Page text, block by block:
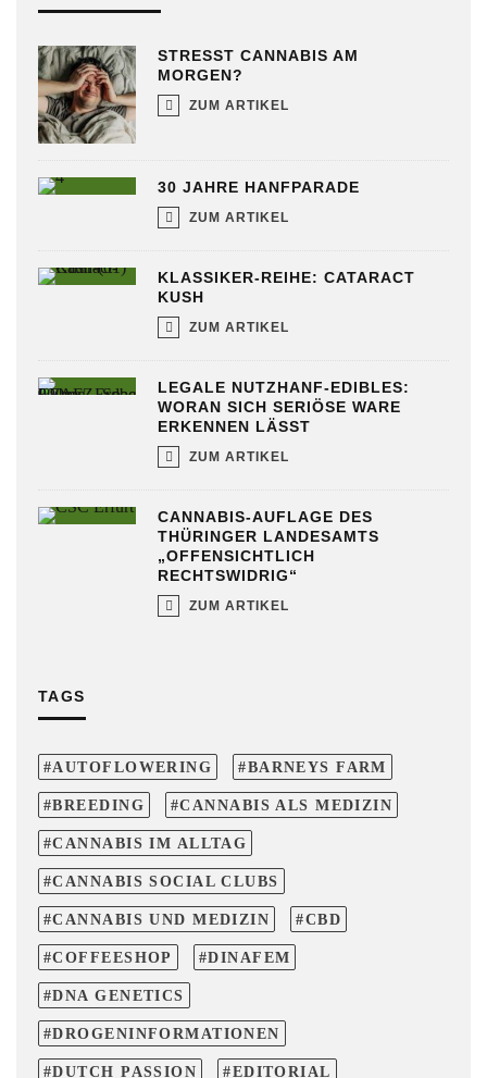
STRESST CANNABIS AM
MORGEN?
ZUM ARTIKEL
30 JAHRE HANFPARADE
ZUM ARTIKEL
KLASSIKER-REIHE: CATARACT
KUSH
ZUM ARTIKEL
LEGALE NUTZHANF-EDIBLES:
WORAN SICH SERIÖSE WARE
ERKENNEN LÄSST
ZUM ARTIKEL
CANNABIS-AUFLAGE DES
THÜRINGER LANDESAMTS
„OFFENSICHTLICH
RECHTSWIDRIG“
ZUM ARTIKEL
TAGS
AUTOFLOWERING BARNEYS FARM
BREEDING CANNABIS ALS MEDIZIN
CANNABIS IM ALLTAG
CANNABIS SOCIAL CLUBS
CANNABIS UND MEDIZIN CBD
COFFEESHOP DINAFEM
DNA GENETICS
DROGENINFORMATIONEN
DUTCH PASSION EDITORIAL